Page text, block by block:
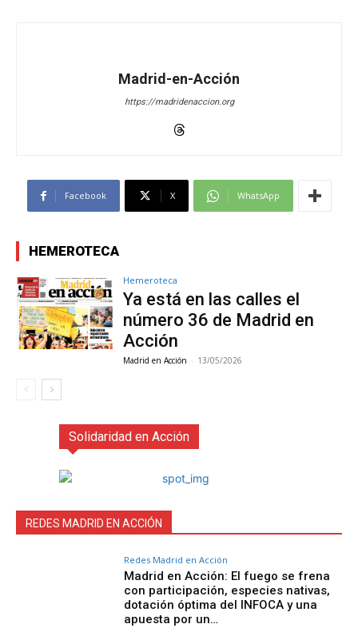
Madrid-en-Acción
https://madridenaccion.org
Facebook X WhatsApp
HEMEROTECA
Hemeroteca
Ya está en las calles el
número 36 de Madrid en
Acción
Madrid en Acción - 13/05/2026
Solidaridad en Acción
REDES MADRID EN ACCIÓN
Redes Madrid en Acción
Madrid en Acción: El fuego se frena
con participación, especies nativas,
dotación óptima del INFOCA y una
apuesta por un…